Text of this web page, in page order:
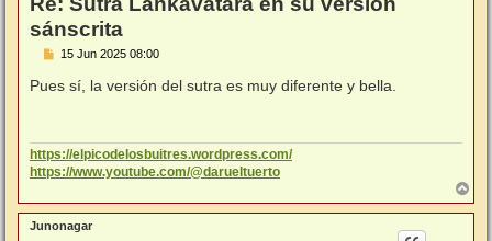
sánscrita
M
n
15 Jun 2025 08:00
Pues sí, la versión del sutra es muy diferente y bella.
https://elpicodelosbuitres.wordpress.com/
https://www.youtube.com/@darueltuerto
r
r
Junonagar